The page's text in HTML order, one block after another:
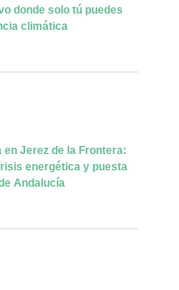
donde solo tú puedes
climática
Jerez de la Frontera:
energética y puesta
Andalucía